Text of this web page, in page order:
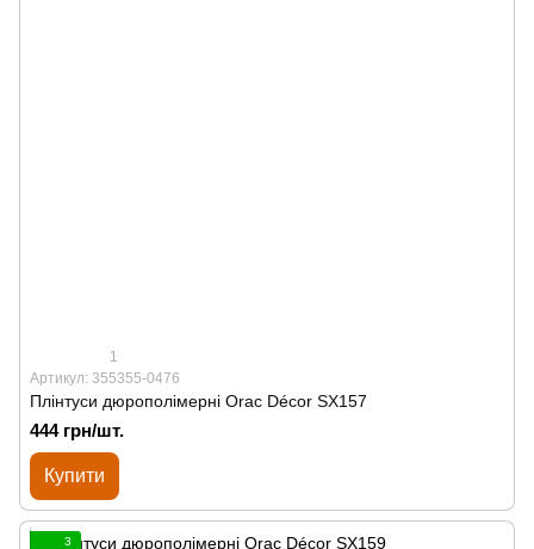
1
Артикул: 355355-0476
Плінтуси дюрополімерні Orac Décor SX157
444 грн/шт.
Купити
3